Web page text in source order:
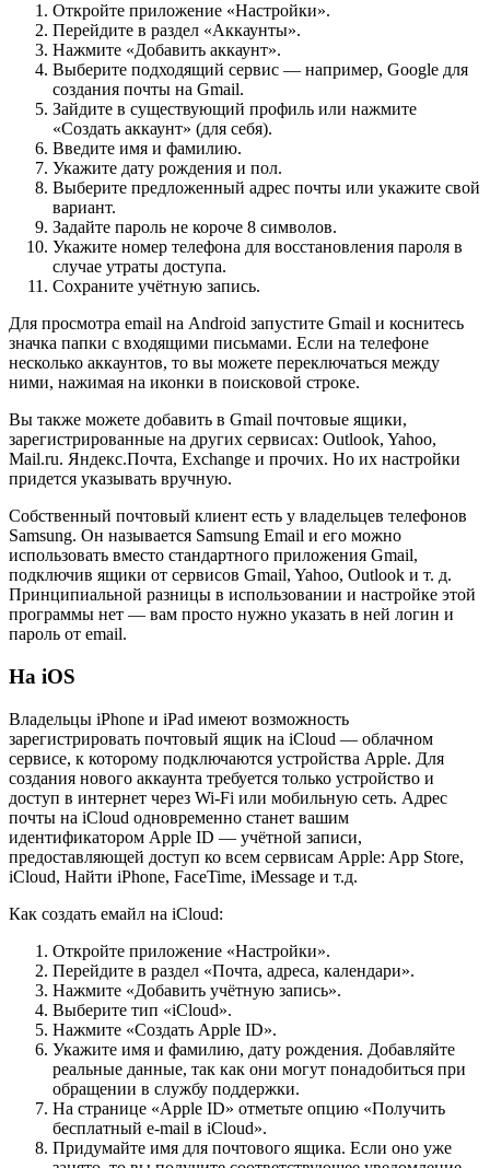
Откройте приложение «Настройки».
Перейдите в раздел «Аккаунты».
Нажмите «Добавить аккаунт».
Выберите подходящий сервис — например, Google для
создания почты на Gmail.
Зайдите в существующий профиль или нажмите
«Создать аккаунт» (для себя).
Введите имя и фамилию.
Укажите дату рождения и пол.
Выберите предложенный адрес почты или укажите свой
вариант.
Задайте пароль не короче 8 символов.
Укажите номер телефона для восстановления пароля в
случае утраты доступа.
Сохраните учётную запись.
Для просмотра email на Android запустите Gmail и коснитесь
значка папки с входящими письмами. Если на телефоне
несколько аккаунтов, то вы можете переключаться между
ними, нажимая на иконки в поисковой строке.
Вы также можете добавить в Gmail почтовые ящики,
зарегистрированные на других сервисах: Outlook, Yahoo,
Mail.ru. Яндекс.Почта, Exchange и прочих. Но их настройки
придется указывать вручную.
Собственный почтовый клиент есть у владельцев телефонов
Samsung. Он называется Samsung Email и его можно
использовать вместо стандартного приложения Gmail,
подключив ящики от сервисов Gmail, Yahoo, Outlook и т. д.
Принципиальной разницы в использовании и настройке этой
программы нет — вам просто нужно указать в ней логин и
пароль от email.
На iOS
Владельцы iPhone и iPad имеют возможность
зарегистрировать почтовый ящик на iCloud — облачном
сервисе, к которому подключаются устройства Apple. Для
создания нового аккаунта требуется только устройство и
доступ в интернет через Wi-Fi или мобильную сеть. Адрес
почты на iCloud одновременно станет вашим
идентификатором Apple ID — учётной записи,
предоставляющей доступ ко всем сервисам Apple: App Store,
iCloud, Найти iPhone, FaceTime, iMessage и т.д.
Как создать емайл на iCloud:
Откройте приложение «Настройки».
Перейдите в раздел «Почта, адреса, календари».
Нажмите «Добавить учётную запись».
Выберите тип «iCloud».
Нажмите «Создать Apple ID».
Укажите имя и фамилию, дату рождения. Добавляйте
реальные данные, так как они могут понадобиться при
обращении в службу поддержки.
На странице «Apple ID» отметьте опцию «Получить
бесплатный e-mail в iCloud».
Придумайте имя для почтового ящика. Если оно уже